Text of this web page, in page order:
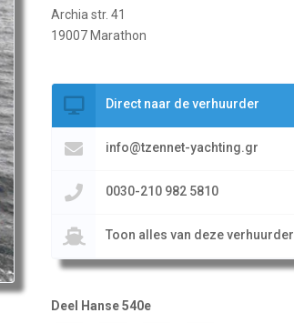
Archia str. 41
19007 Marathon
Direct naar de verhuurder
info@tzennet-yachting.gr
0030-210 982 5810
Toon alles van deze verhuurder
Deel Hanse 540e